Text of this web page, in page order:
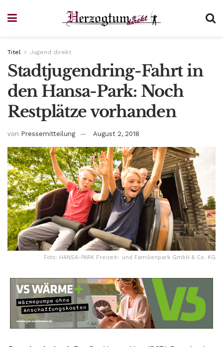
Titel Jugend direkt
Stadtjugendring-Fahrt in
den Hansa-Park: Noch
Restplätze vorhanden
von Pressemitteilung August 2, 2018
Foto: HANSA-PARK Freizeit- und Familienpark GmbH & Co. KG